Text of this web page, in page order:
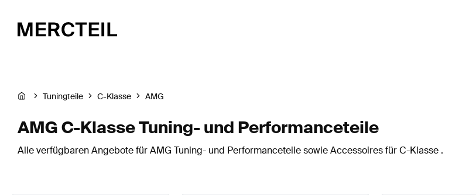
Tuningteile C-Klasse AMG
AMG C-Klasse Tuning- und Performanceteile
Alle verfügbaren Angebote für AMG Tuning- und Performanceteile sowie Accessoires für C-Klasse .